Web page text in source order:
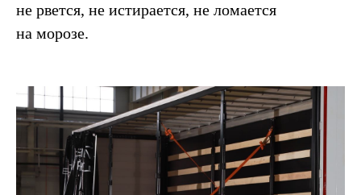
не рвется, не истирается, не ломается
на морозе.